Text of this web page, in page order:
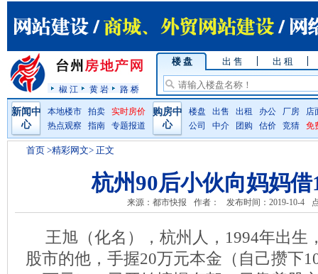
椒 江 黄 岩 路 桥
楼 盘 出 售 出 租
新闻中
心
本地楼市 拍卖
实时房价
热点观察
指南 专题报道
购房中
心
楼盘 出售 出租 办公 厂房
店
公司
中介 团购 估价 竞猜 免
首页 >精彩网文> 正文
杭州90后小伙向妈妈
来源：都市快报 作者： 发布时间：2019-10-4
王旭（化名），杭州人，1994年出生
股市的他，手握20万元本金（自己攒下